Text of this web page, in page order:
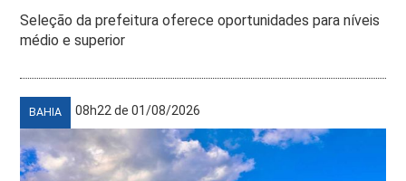
Seleção da prefeitura oferece oportunidades para níveis
médio e superior
BAHIA 08h22 de 01/08/2026